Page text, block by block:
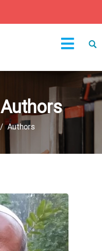
Authors
Authors